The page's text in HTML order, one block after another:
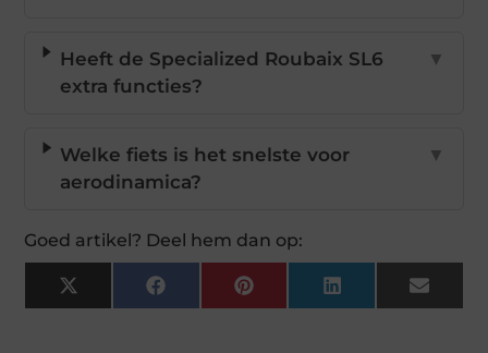
Heeft de Specialized Roubaix SL6
extra functies?
▼
Welke fiets is het snelste voor
aerodinamica?
▼
Goed artikel? Deel hem dan op:
X
(Twitter)
FacebookPinterestLinkedInEmail